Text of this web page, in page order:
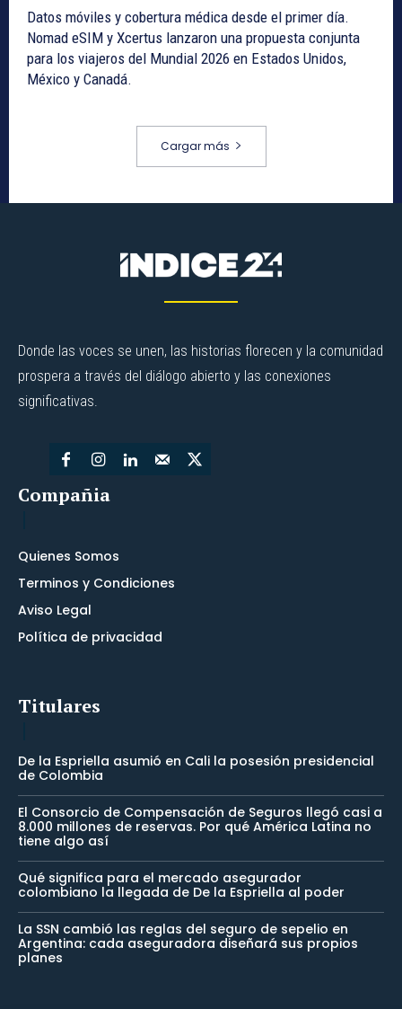
Datos móviles y cobertura médica desde el primer día.
Nomad eSIM y Xcertus lanzaron una propuesta conjunta
para los viajeros del Mundial 2026 en Estados Unidos,
México y Canadá.
Cargar más
Donde las voces se unen, las historias florecen y la comunidad
prospera a través del diálogo abierto y las conexiones
significativas.
Compañia
Quienes Somos
Terminos y Condiciones
Aviso Legal
Política de privacidad
Titulares
De la Espriella asumió en Cali la posesión presidencial
de Colombia
El Consorcio de Compensación de Seguros llegó casi a
8.000 millones de reservas. Por qué América Latina no
tiene algo así
Qué significa para el mercado asegurador
colombiano la llegada de De la Espriella al poder
La SSN cambió las reglas del seguro de sepelio en
Argentina: cada aseguradora diseñará sus propios
planes